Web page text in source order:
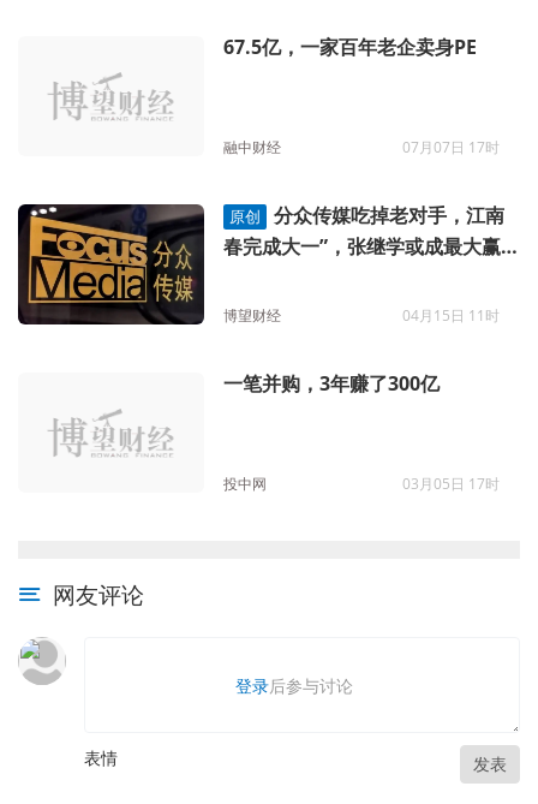
67.5亿，一家百年老企卖身PE
融中财经 07月07日 17时
原创
分众传媒吃掉老对手，江南
春完成大一”，张继学或成最大赢
博望财经 04月15日 11时
一笔并购，3年赚了300亿
投中网 03月05日 17时
网友评论
登录后参与讨论
表情 发表